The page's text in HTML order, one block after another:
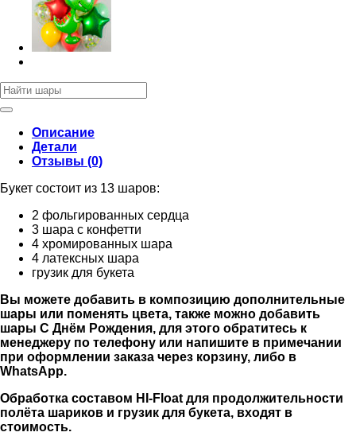
Искать:
Описание
Детали
Отзывы (0)
Букет состоит из 13 шаров:
2 фольгированных сердца
3 шара с конфетти
4 хромированных шара
4 латексных шара
грузик для букета
Вы можете добавить в композицию дополнительные
шары или поменять цвета, также можно добавить
шары С Днём Рождения, для этого обратитесь к
менеджеру по телефону или напишите в примечании
при оформлении заказа через корзину, либо в
WhatsApp.
Обработка составом HI-Float для продолжительности
полёта шариков и грузик для букета, входят в
стоимость.